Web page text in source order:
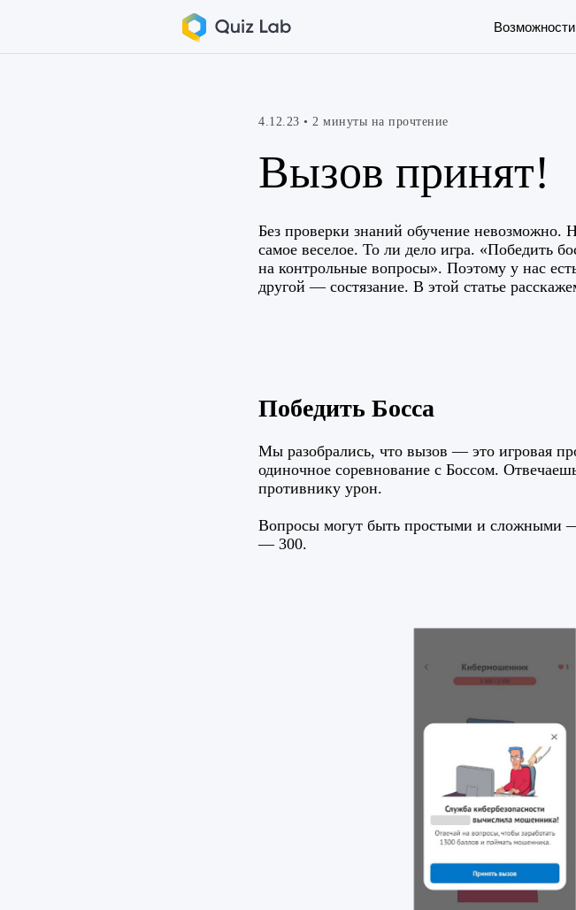
Возможности Кейсы
4.12.23 • 2 минуты на прочтение
Вызов принят!
Без проверки знаний обучение невозможно.
самое веселое. То ли дело игра. «Победить
на контрольные вопросы». Поэтому у нас
другой — состязание. В этой статье
Победить Босса
Мы разобрались, что вызов — это игровая
одиночное соревнование с Боссом.
противнику урон.
Вопросы могут быть простыми и сложными
— 300.